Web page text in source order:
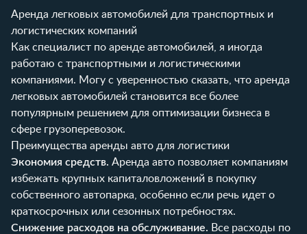
Аренда легковых автомобилей для транспортных и
логистических компаний
Как специалист по аренде автомобилей, я иногда
работаю с транспортными и логистическими
компаниями. Могу с уверенностью сказать, что аренда
легковых автомобилей становится все более
популярным решением для оптимизации бизнеса в
сфере грузоперевозок.
Преимущества аренды авто для логистики
Экономия средств. Аренда авто позволяет компаниям
избежать крупных капиталовложений в покупку
собственного автопарка, особенно если речь идет о
краткосрочных или сезонных потребностях.
Снижение расходов на обслуживание. Все расходы по